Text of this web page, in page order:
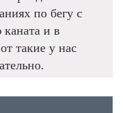
по бегу с
и в
такие у нас